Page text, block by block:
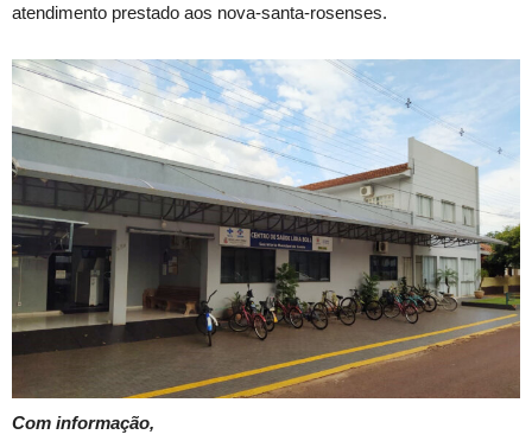
atendimento prestado aos nova-santa-rosenses.
Com informação,